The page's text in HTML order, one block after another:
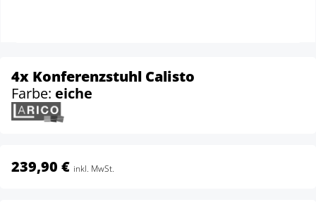
4x Konferenzstuhl Calisto
Farbe: eiche
239,90 € inkl. MwSt.